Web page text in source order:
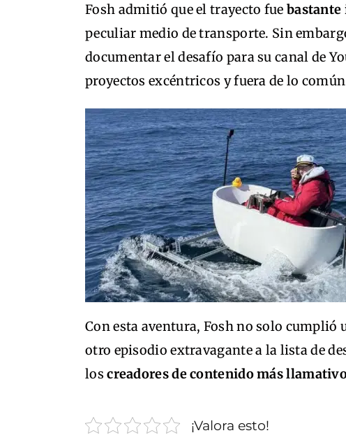
Fosh admitió que el trayecto fue bastante
peculiar medio de transporte. Sin
documentar el desafío para su canal de
proyectos excéntricos y fuera de lo
Con esta aventura, Fosh no solo
otro episodio extravagante a la lista de
loscreadores de contenido más
¡Valora esto!